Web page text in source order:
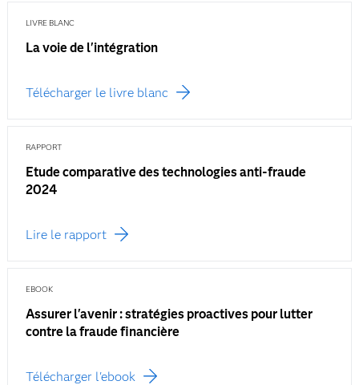
LIVRE BLANC
La voie de l'intégration
Télécharger le livre blanc
RAPPORT
Etude comparative des technologies anti-fraude
2024
Lire le rapport
EBOOK
Assurer l'avenir : stratégies proactives pour lutter
contre la fraude financière
Télécharger l'ebook